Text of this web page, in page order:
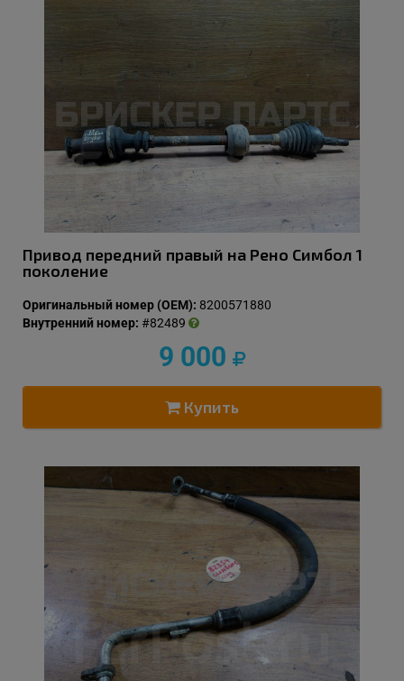
Привод передний правый на Рено Симбол 1
поколение
Оригинальный номер (OEM): 8200571880
Внутренний номер: #82489
9 000
Купить